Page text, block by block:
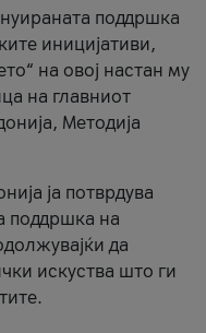
поддршка
иницијативи,
на овој настан му
на главниот
Методија
ја потврдува
поддршка на
да
искуства што ги